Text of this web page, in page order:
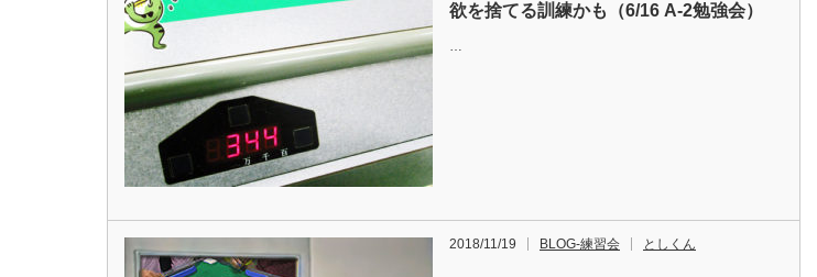
欲を捨てる訓練かも（6/16 A-2勉強会）
…
2018/11/19 BLOG-練習会 としくん